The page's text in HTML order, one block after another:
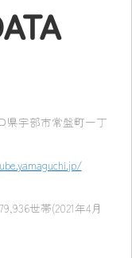
県宇部市常盤町一丁
世帯(2021年4月